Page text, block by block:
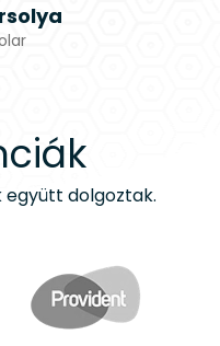
együtt dolgoztak.